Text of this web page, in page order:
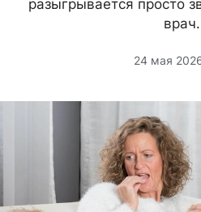
разыгрывается просто
врач.
24 мая